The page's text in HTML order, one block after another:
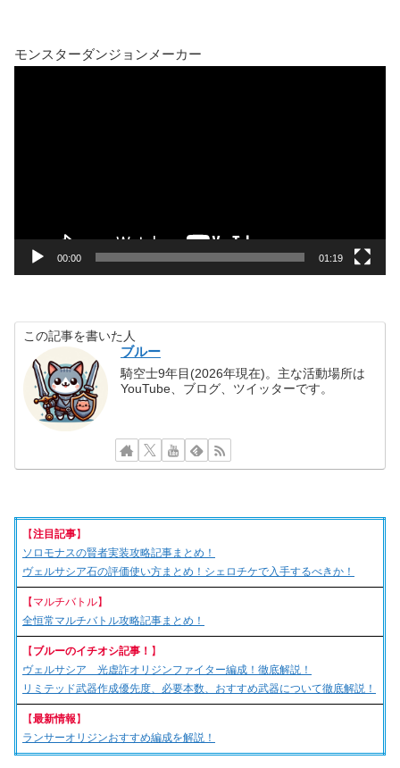
モンスターダンジョンメーカー
00:00 01:19
この記事を書いた人
ブルー
騎空士9年目(2026年現在)。主な活動場所は
YouTube、ブログ、ツイッターです。
【注目記事】
ソロモナスの賢者実装攻略記事まとめ！
ヴェルサシア石の評価使い方まとめ！シェロチケで入手するべきか！
【マルチバトル】
全恒常マルチバトル攻略記事まとめ！
【ブルーのイチオシ記事！ 】
ヴェルサシア 光虚詐オリジンファイター編成！徹底解説！
リミテッド武器作成優先度、必要本数、おすすめ武器について徹底解説！
【最新情報】
ランサーオリジンおすすめ編成を解説！